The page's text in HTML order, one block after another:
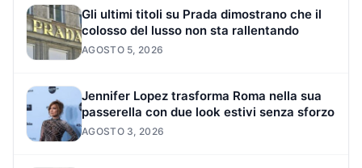
Gli ultimi titoli su Prada dimostrano che il
colosso del lusso non sta rallentando
AGOSTO 5, 2026
Jennifer Lopez trasforma Roma nella sua
passerella con due look estivi senza sforzo
AGOSTO 3, 2026